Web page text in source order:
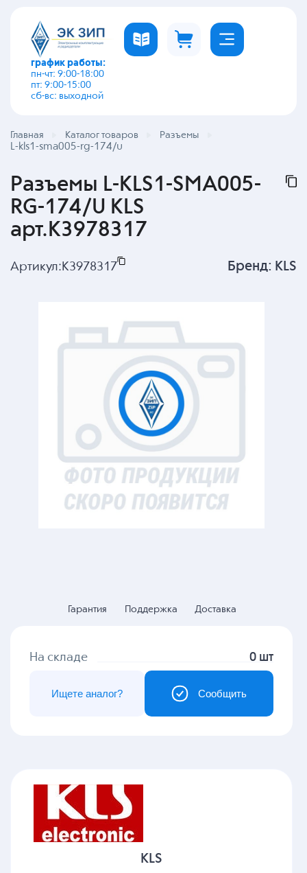
график работы:
пн-чт: 9:00-18:00
пт: 9:00-15:00
сб-вс: выходной
Главная Каталог товаров Разъемы
L-kls1-sma005-rg-174/u
Разъемы L-KLS1-SMA005-
RG-174/U KLS
арт.K3978317
Артикул: K3978317 Бренд: KLS
Гарантия Поддержка Доставка
На складе 0 шт
Сообщить
Ищете аналог?
KLS